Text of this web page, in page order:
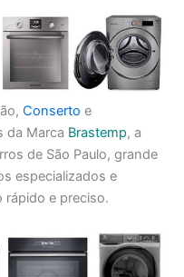
Conserto e
da Marca Brastemp, a
de São Paulo, grande
especializados e
rápido e preciso.